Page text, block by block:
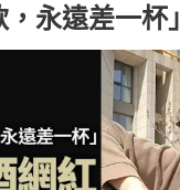
，永遠差一杯」